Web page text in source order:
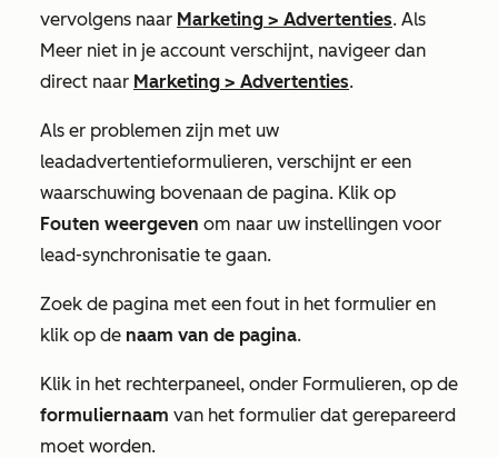
vervolgens naar Marketing > Advertenties. Als
Meer niet in je account verschijnt, navigeer dan
direct naar Marketing > Advertenties.
Als er problemen zijn met uw
leadadvertentieformulieren, verschijnt er een
waarschuwing bovenaan de pagina. Klik op
Fouten weergeven om naar uw instellingen voor
lead-synchronisatie te gaan.
Zoek de pagina met een fout in het formulier en
klik op de naam van de pagina.
Klik in het rechterpaneel, onder Formulieren, op de
formuliernaam van het formulier dat gerepareerd
moet worden.